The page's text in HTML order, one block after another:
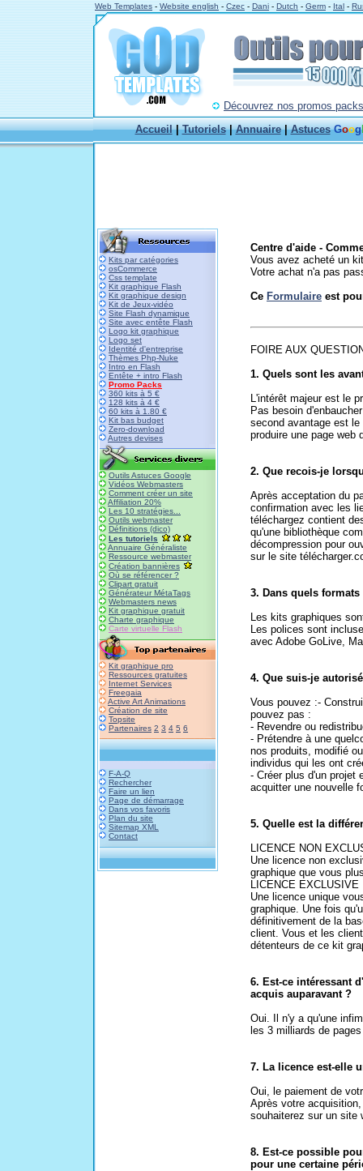
Web Templates - Website english - Czec - Dani - Dutch - Germ - Ital -
Découvrez nos promos
Accueil|Tutoriels|Annuaire|Astuces Goog
Kits par catégories
osCommerce
Css template
Kit graphique Flash
Kit graphique design
Kit de Jeux-vidéo
Site Flash dynamique
Site avec entête Flash
Logo kit graphique
Logo set
Identité d'entreprise
Thèmes Php-Nuke
Intro en Flash
Entête + intro Flash
Promo Packs
360 kits à 5 €
128 kits à 4 €
60 kits à 1.80 €
Kit bas budget
Zero-download
Autres devises
Outils Astuces Google
Vidéos Webmasters
Comment créer un site
Affiliation 20%
Les 10 stratégies...
Outils webmaster
Définitions (dico)
Les tutoriels
Annuaire Généraliste
Ressource webmaster
Création bannières
Où se référencer ?
Clipart gratuit
Générateur MétaTags
Webmasters news
Kit graphique gratuit
Charte graphique
Carte virtuelle Flash
Kit graphique pro
Ressources gratuites
Internet Services
Freegaia
Active Art Animations
Création de site
Topsite
Partenaires 2 3 4 5 6
F-A-Q
Rechercher
Faire un lien
Page de démarrage
Dans vos favoris
Plan du site
Sitemap XML
Contact
Centre d'aide -
Vous avez acheté un
Votre achat n'a pas
Ce Formulaire est
FOIRE AUX
1. Quels sont les
L'intérêt majeur est le
Pas besoin
second avantage est
produire une page web
2. Que recois-je
Après acceptation du
confirmation avec les
téléchargez contient
qu'une bibliothèque
décompression pour
sur le site
3. Dans quels
Les kits graphiques
Les polices sont
avec Adobe GoLive,
4. Que suis-je
Vous pouvez :-
pouvez pas :
- Revendre ou
- Prétendre à une
nos produits, modifié
individus qui les ont
- Créer plus d'un projet
acquitter une nouvelle
5. Quelle est la
LICENCE NON
Une licence non
graphique que vous
LICENCE EXCLUSIVE
Une licence unique
graphique. Une fois
définitivement de la
client. Vous et les
détenteurs de ce kit
6. Est-ce intéressant
acquis auparavant ?
Oui. Il n'y a qu'une
les 3 milliards de
7. La licence est-elle
Oui, le paiement de
Après votre
souhaiterez sur un site
8. Est-ce possible
pour une certaine